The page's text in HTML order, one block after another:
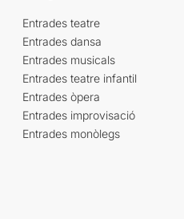
Entrades teatre
Entrades dansa
Entrades musicals
Entrades teatre infantil
Entrades òpera
Entrades improvisació
Entrades monòlegs